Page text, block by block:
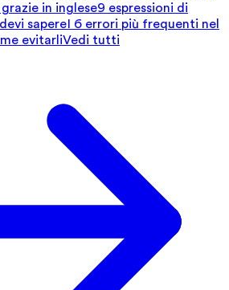
in inglese9 espressioni di
sapereI 6 errori più frequenti nel
evitarliVedi tutti